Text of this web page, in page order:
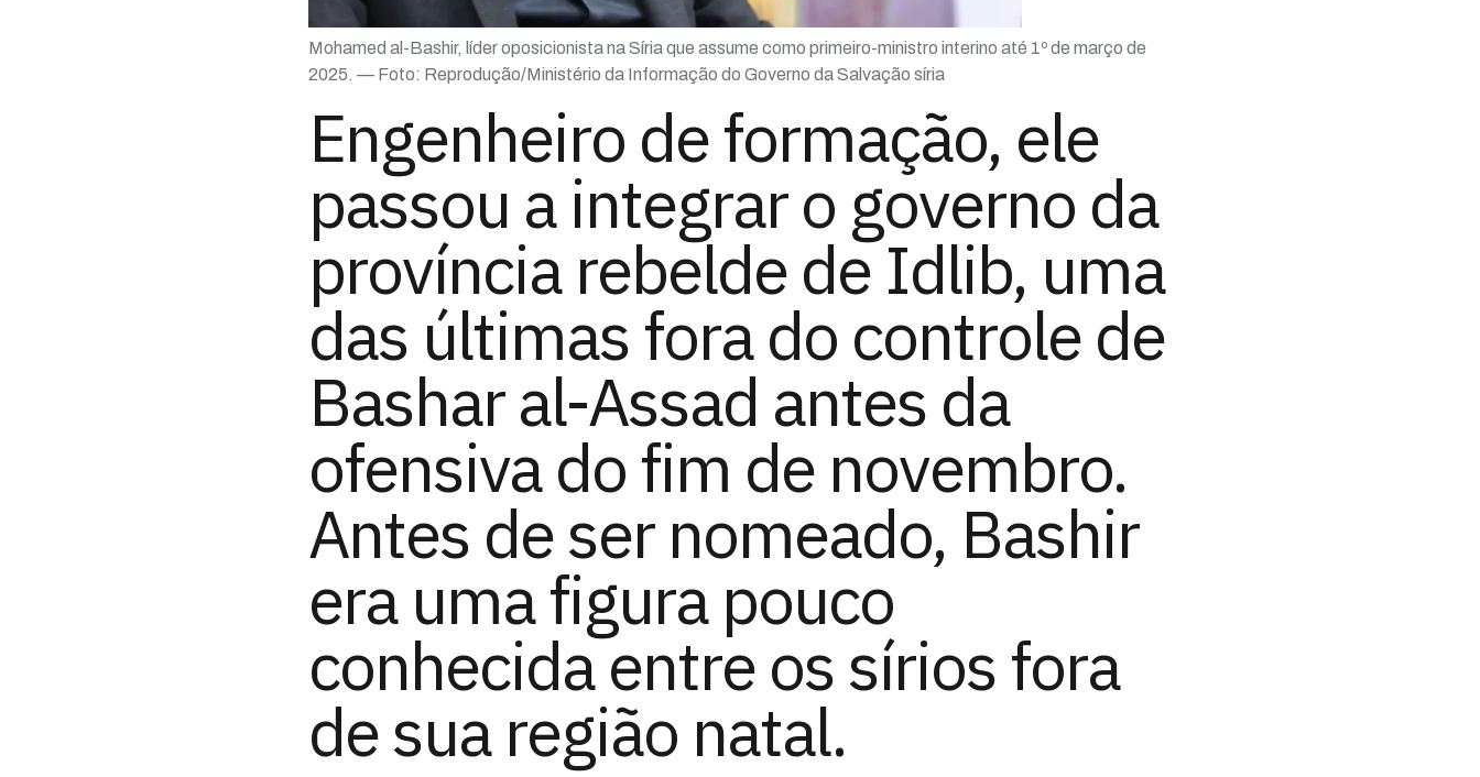
Mohamed al-Bashir, líder oposicionista na Síria que assume como primeiro-ministro interino até 1º de março de
2025. — Foto: Reprodução/Ministério da Informação do Governo da Salvação síria
Engenheiro de formação, ele
passou a integrar o governo da
província rebelde de Idlib, uma
das últimas fora do controle de
Bashar al-Assad antes da
ofensiva do fim de novembro.
Antes de ser nomeado, Bashir
era uma figura pouco
conhecida entre os sírios fora
de sua região natal.